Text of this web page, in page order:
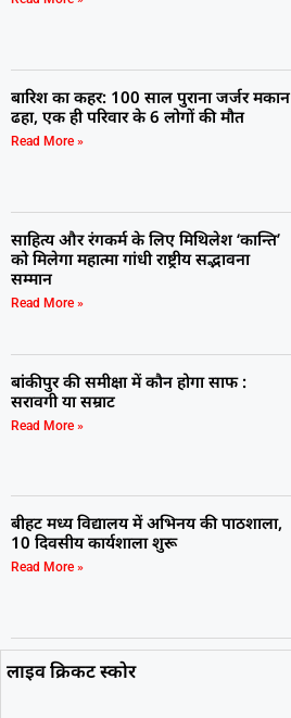
बारिश का कहर: 100 साल पुराना जर्जर मकान
ढहा, एक ही परिवार के 6 लोगों की मौत
Read More »
साहित्य और रंगकर्म के लिए मिथिलेश ‘कान्ति’
को मिलेगा महात्मा गांधी राष्ट्रीय सद्भावना
सम्मान
Read More »
बांकीपुर की समीक्षा में कौन होगा साफ :
सरावगी या सम्राट
Read More »
बीहट मध्य विद्यालय में अभिनय की पाठशाला,
10 दिवसीय कार्यशाला शुरू
Read More »
लाइव क्रिकट स्कोर